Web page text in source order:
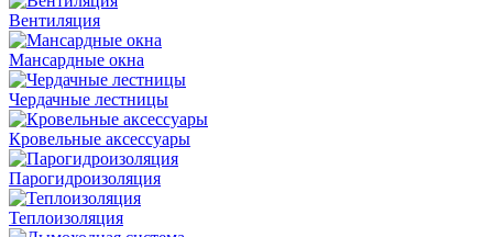
Вентиляция
Мансардные окна
Чердачные лестницы
Кровельные аксессуары
Парогидроизоляция
Теплоизоляция